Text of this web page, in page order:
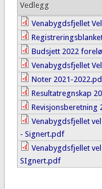
Vedlegg
Venabygdsfjellet
Budsjett 2022
Venabygdsfjellet
Noter 2021-
Resultatregnskap
Revisjonsberetning
Venabygdsfjellet
- Signert.pdf
Venabygdsfjellet
SIgnert.pdf